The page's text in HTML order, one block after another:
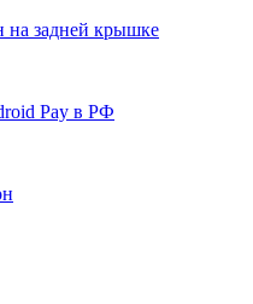
на задней крышке
Pay в РФ